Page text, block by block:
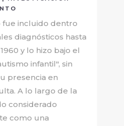
fue incluido dentro
diagnósticos hasta
y lo hizo bajo el
infantil", sin
presencia en
A lo largo de la
considerado
como una